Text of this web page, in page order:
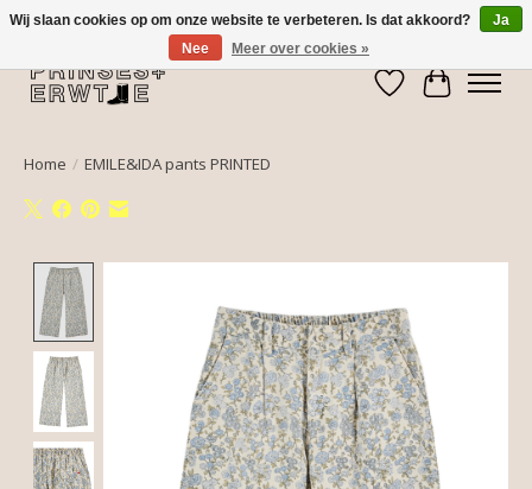
Verlanglijst
Home / EMILE&IDA pants PRINTED
Wij slaan cookies op om onze website te verbeteren. Is dat akkoord?
Ja
Nee
Meer over cookies »